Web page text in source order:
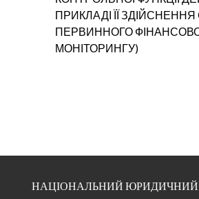
ПРИКЛАДІ ЇЇ
ПЕРВИННОГО
МОНІТОРИНГУ)
НАЦІОНАЛЬНИЙ ЮРИДИЧНИЙ